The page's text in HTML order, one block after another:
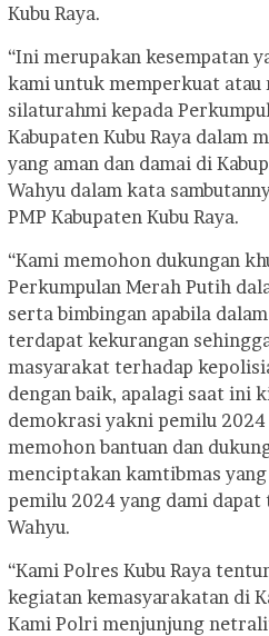
Kubu Raya.
“Ini merupakan kesempatan
kami untuk memperkuat
silaturahmi kepada
Kabupaten Kubu Raya dalam
yang aman dan damai di
Wahyu dalam kata
PMP Kabupaten Kubu Raya.
“Kami memohon dukungan
Perkumpulan Merah Putih
serta bimbingan apabila
terdapat kekurangan
masyarakat terhadap
dengan baik, apalagi saat ini
demokrasi yakni pemilu
memohon bantuan dan
menciptakan kamtibmas
pemilu 2024 yang dami dapat
Wahyu.
“Kami Polres Kubu Raya
kegiatan kemasyarakatan di
Kami Polri menjunjung